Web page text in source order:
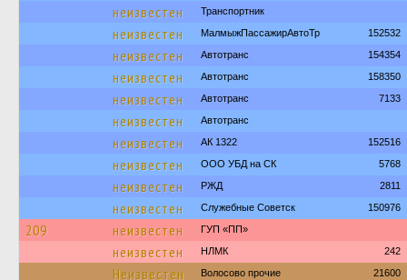
неизвестен Транспортник
неизвестен МалмыжПассажирАвтоТр 152532
неизвестен Автотранс 154354
неизвестен Автотранс 158350
неизвестен Автотранс 7133
неизвестен Автотранс
неизвестен АК 1322 152516
неизвестен ООО УБД на СК 5768
неизвестен РЖД 2811
неизвестен Служебные Советск 150976
209 неизвестен ГУП «ПП»
неизвестен НЛМК 242
Неизвестен Волосово прочие 21600